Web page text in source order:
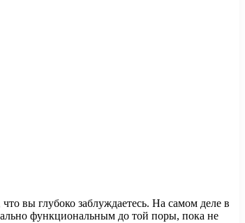
вы глубоко заблуждаетесь. На самом деле в
функциональным до той поры, пока не